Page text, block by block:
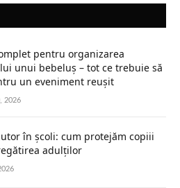
pentru organizarea
unui bebeluș – tot ce trebuie să
un eveniment reușit
2026
în școli: cum protejăm copiii
adulților